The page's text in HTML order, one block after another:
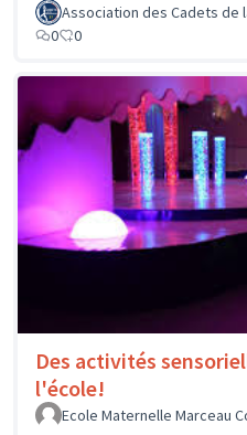
Association des Cadets de
0
0
Des activités
l'école!
Ecole Maternelle Marceau